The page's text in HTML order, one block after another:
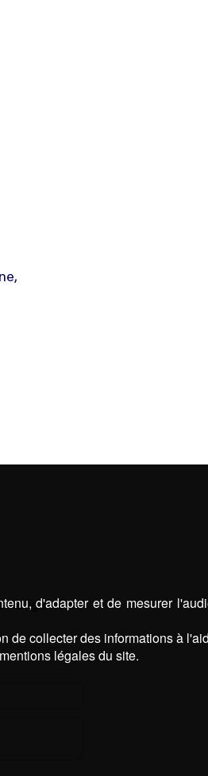
obligatoires
d'adapter et de mesurer
de collecter des informations à
légales du site.